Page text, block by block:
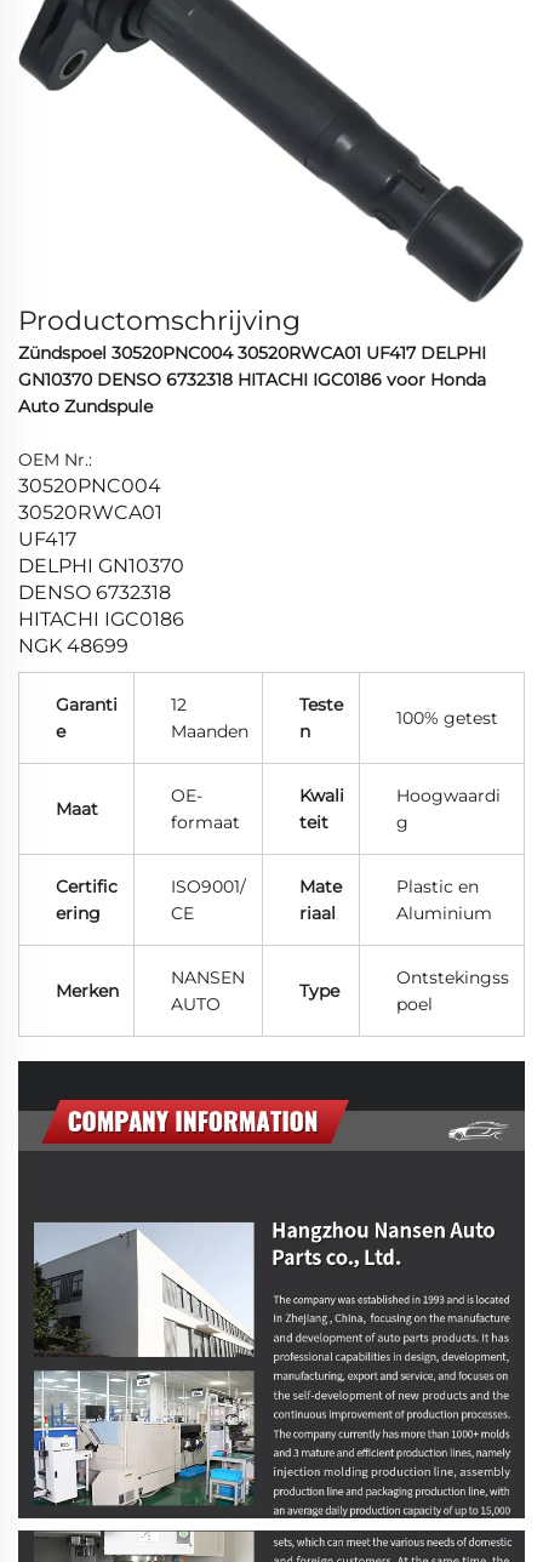
Productomschrijving
Zündspoel 30520PNC004 30520RWCA01 UF417 DELPHI
GN10370 DENSO 6732318 HITACHI IGC0186 voor Honda
Auto Zundspule
OEM Nr.:
30520PNC004
30520RWCA01
UF417
DELPHI GN10370
DENSO 6732318
HITACHI IGC0186
NGK 48699
Garanti
e
12
Maanden
Teste
n
100% getest
Maat
OE-
formaat
Kwali
teit
Hoogwaardi
g
Certific
ering
ISO9001/
CE
Mate
riaal
Plastic en
Aluminium
Merken
NANSEN
AUTO
Type
Ontstekingss
poel